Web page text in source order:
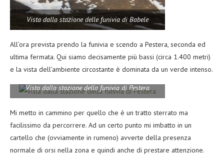
Vista dalla stazione delle funivia di Babele
All’ora prevista prendo la funivia e scendo a Pestera, seconda ed
ultima fermata. Qui siamo decisamente più bassi (circa 1.400 metri)
e la vista dell’ambiente circostante è dominata da un verde intenso.
Vista dalla stazione della funivia di Pestera
Mi metto in cammino per quello che è un tratto sterrato ma
facilissimo da percorrere. Ad un certo punto mi imbatto in un
cartello che (ovviamente in rumeno) avverte della presenza
normale di orsi nella zona e quindi anche di prestare attenzione.